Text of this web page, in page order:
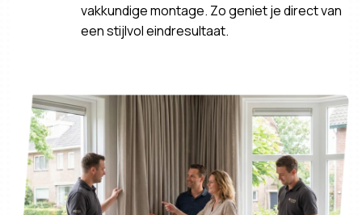
vakkundige montage. Zo geniet je direct van
een stijlvol eindresultaat.